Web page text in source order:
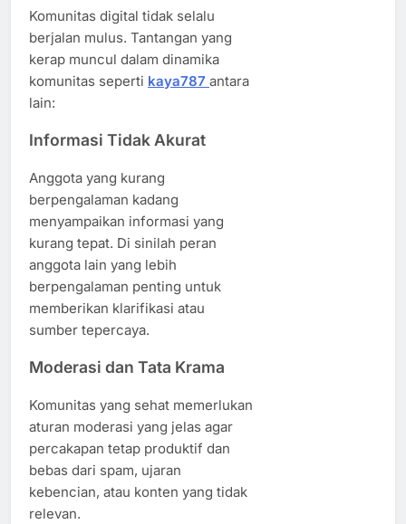
Komunitas digital tidak selalu
berjalan mulus. Tantangan yang
kerap muncul dalam dinamika
komunitas seperti kaya787 antara
lain:
Informasi Tidak Akurat
Anggota yang kurang
berpengalaman kadang
menyampaikan informasi yang
kurang tepat. Di sinilah peran
anggota lain yang lebih
berpengalaman penting untuk
memberikan klarifikasi atau
sumber tepercaya.
Moderasi dan Tata Krama
Komunitas yang sehat memerlukan
aturan moderasi yang jelas agar
percakapan tetap produktif dan
bebas dari spam, ujaran
kebencian, atau konten yang tidak
relevan.